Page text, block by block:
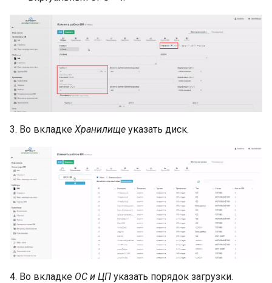
3. Во вкладке Хранилище указать диск.
4. Во вкладке ОС и ЦП указать порядок загрузки.